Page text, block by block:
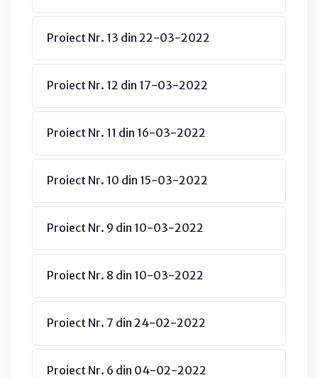
Proiect Nr. 13 din 22-03-2022
Proiect Nr. 12 din 17-03-2022
Proiect Nr. 11 din 16-03-2022
Proiect Nr. 10 din 15-03-2022
Proiect Nr. 9 din 10-03-2022
Proiect Nr. 8 din 10-03-2022
Proiect Nr. 7 din 24-02-2022
Proiect Nr. 6 din 04-02-2022